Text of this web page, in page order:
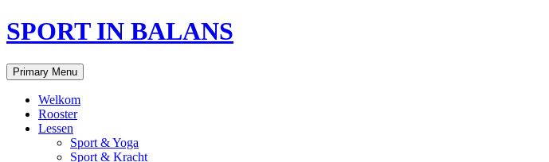
Skip
to
SPORT IN BALANS
Search
Primary Menu
Welkom
Rooster
Lessen
Sport & Yoga
Sport & Kracht